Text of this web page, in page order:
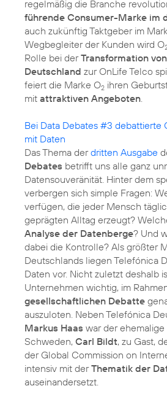
regelmäßig die Branche
führende Consumer-Marke im
auch zukünftig Taktgeber im
Wegbegleiter der Kunden wird O
Rolle bei derTransformation
Deutschland zur OnLife Telco
feiert die Marke O2 ihren
mit attraktiven Angeboten.
Bei Data Debates #3 debattierte
mit Daten
Das Thema derdritten Ausgabe
Debates betrifft uns alle ganz
Datensouveränität. Hinter dem
verbergen sich simple Fragen:
verfügen, die jeder Mensch
geprägten Alltag erzeugt?
Analyse der Datenberge? Und
dabei die Kontrolle? Als größter
Deutschlands liegen Telefónica
Daten vor. Nicht zuletzt deshalb
Unternehmen wichtig, im
gesellschaftlichen Debatte
auszuloten. Neben Telefónica
Markus Haas war der
Schweden, Carl Bildt, zu Gast,
der Global Commission on
intensiv mit derThematik der
auseinandersetzt.